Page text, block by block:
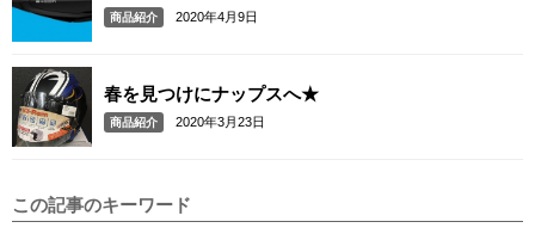
商品紹介 2020年4月9日
春を見つけにナップスへ★
商品紹介 2020年3月23日
この記事のキーワード